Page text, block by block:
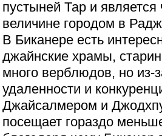
пустыней Тар и
величине городом в
В Биканере есть
джайнские храмы,
много верблюдов, но из-
удаленности и
Джайсалмером и
посещает гораздо